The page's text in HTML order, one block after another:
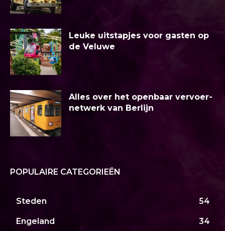
Leuke uitstapjes voor gasten op
de Veluwe
Alles over het openbaar vervoer-
netwerk van Berlijn
POPULAIRE CATEGORIEËN
Steden 54
Engeland 34